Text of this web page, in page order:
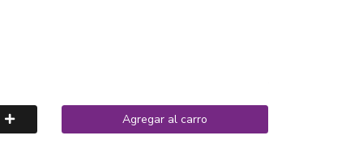
Agregar al carro